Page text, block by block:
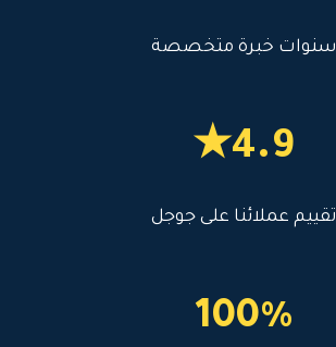
سنوات خبرة متخصصة
4.9★
تقييم عملائنا على جوجل
100%